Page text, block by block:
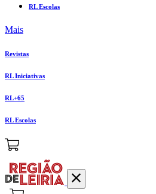
RL Escolas
Mais
Revistas
RL Iniciativas
RL+65
RL Escolas